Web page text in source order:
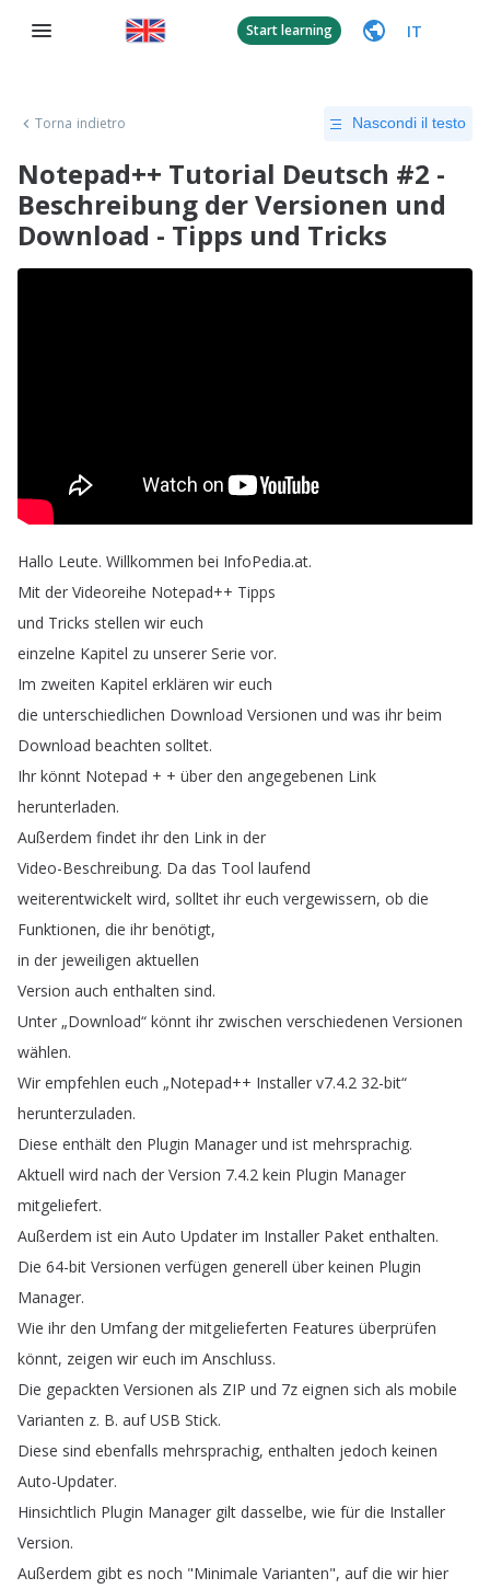
Start learning IT
Torna indietro Nascondi il testo
Notepad++ Tutorial Deutsch #2 -
Beschreibung der Versionen und
Download - Tipps und Tricks
Hallo Leute. Willkommen bei InfoPedia.at.
Mit der Videoreihe Notepad++ Tipps
und Tricks stellen wir euch
einzelne Kapitel zu unserer Serie vor.
Im zweiten Kapitel erklären wir euch
die unterschiedlichen Download Versionen und was ihr beim
Download beachten solltet.
Ihr könnt Notepad + + über den angegebenen Link
herunterladen.
Außerdem findet ihr den Link in der
Video-Beschreibung. Da das Tool laufend
weiterentwickelt wird, solltet ihr euch vergewissern, ob die
Funktionen, die ihr benötigt,
in der jeweiligen aktuellen
Version auch enthalten sind.
Unter „Download“ könnt ihr zwischen verschiedenen Versionen
wählen.
Wir empfehlen euch „Notepad++ Installer v7.4.2 32-bit“
herunterzuladen.
Diese enthält den Plugin Manager und ist mehrsprachig.
Aktuell wird nach der Version 7.4.2 kein Plugin Manager
mitgeliefert.
Außerdem ist ein Auto Updater im Installer Paket enthalten.
Die 64-bit Versionen verfügen generell über keinen Plugin
Manager.
Wie ihr den Umfang der mitgelieferten Features überprüfen
könnt, zeigen wir euch im Anschluss.
Die gepackten Versionen als ZIP und 7z eignen sich als mobile
Varianten z. B. auf USB Stick.
Diese sind ebenfalls mehrsprachig, enthalten jedoch keinen
Auto-Updater.
Hinsichtlich Plugin Manager gilt dasselbe, wie für die Installer
Version.
Außerdem gibt es noch "Minimale Varianten", auf die wir hier